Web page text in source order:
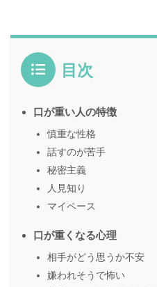
目次
口が重い人の特徴
慎重な性格
話すのが苦手
秘密主義
人見知り
マイペース
口が重くなる心理
相手がどう思うか不安
嫌われそうで怖い